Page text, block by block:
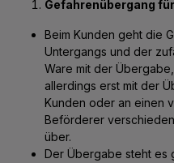
Gefahrenübergang
Beim Kunden geht die
Untergangs und der
Ware mit der
allerdings erst mit der
Kunden oder an einen
Beförderer
über.
Der Übergabe steht es